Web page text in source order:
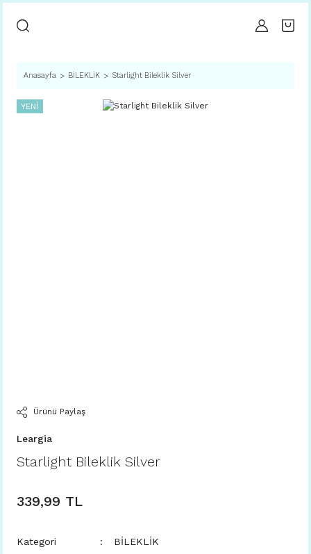
Anasayfa BİLEKLİK Starlight Bileklik Silver
YENİ
Ürünü Paylaş
Leargia
Starlight Bileklik Silver
339,99 TL
Kategori
BİLEKLİK